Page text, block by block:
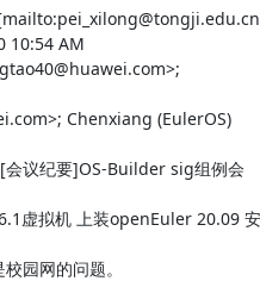
10:54 AM
Chenxiang (EulerOS)
议纪要]OS-Builder sig组例会
虚拟机 上装openEuler 20.09
园网的问题。